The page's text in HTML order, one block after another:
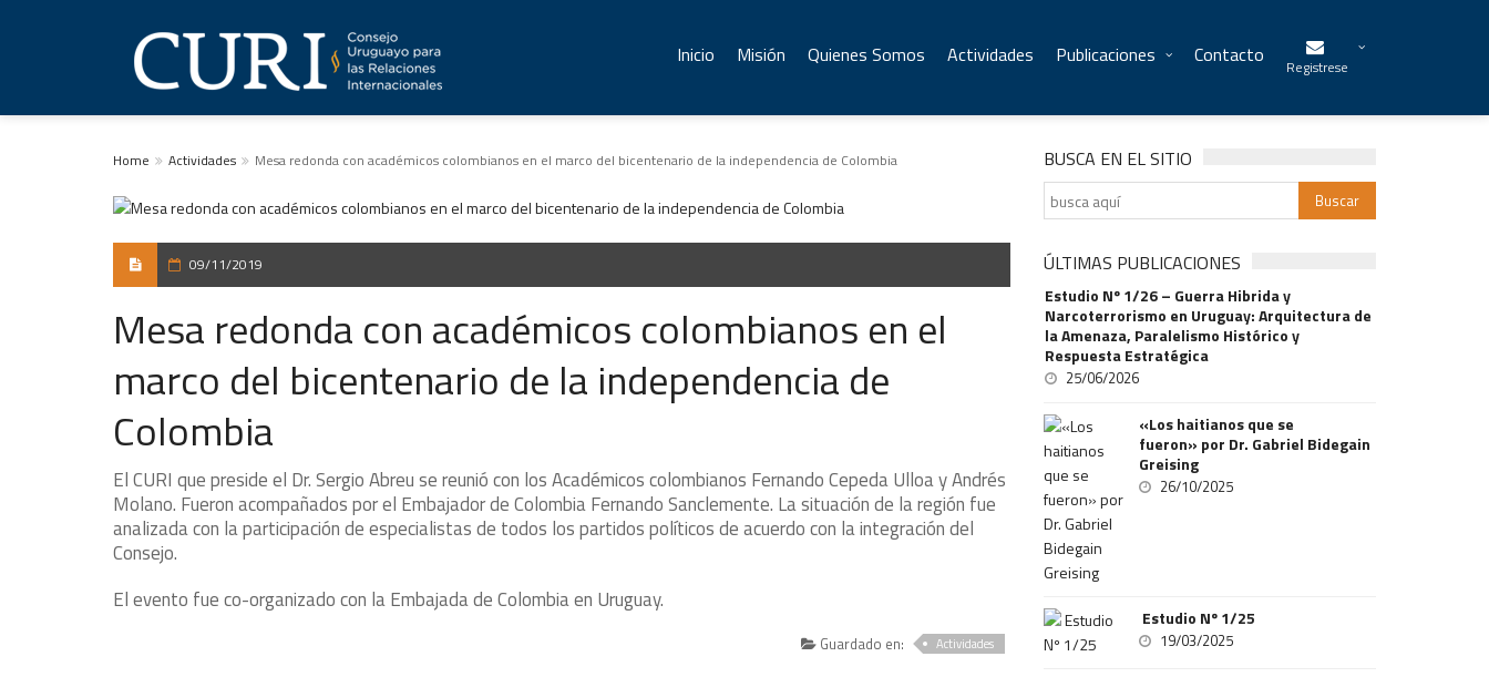
Inicio Misión Quienes Somos Actividades Publicaciones Contacto Registrese
Home Actividades Mesa redonda con académicos colombianos en el marco del bicentenario de la independencia de Colombia
09/11/2019
Mesa redonda con académicos colombianos en el
marco del bicentenario de la independencia de
Colombia
El CURI que preside el Dr. Sergio Abreu se reunió con los Académicos colombianos Fernando Cepeda Ulloa y Andrés
Molano. Fueron acompañados por el Embajador de Colombia Fernando Sanclemente. La situación de la región fue
analizada con la participación de especialistas de todos los partidos políticos de acuerdo con la integración del
Consejo.
El evento fue co-organizado con la Embajada de Colombia en Uruguay.
Guardado en: Actividades
BUSCA EN EL SITIO
ÚLTIMAS PUBLICACIONES
Estudio Nº 1/26 – Guerra Hibrida y
Narcoterrorismo en Uruguay: Arquitectura de
la Amenaza, Paralelismo Histórico y
Respuesta Estratégica
25/06/2026
«Los haitianos que se
fueron» por Dr. Gabriel Bidegain
Greising
26/10/2025
Estudio Nº 1/25
19/03/2025